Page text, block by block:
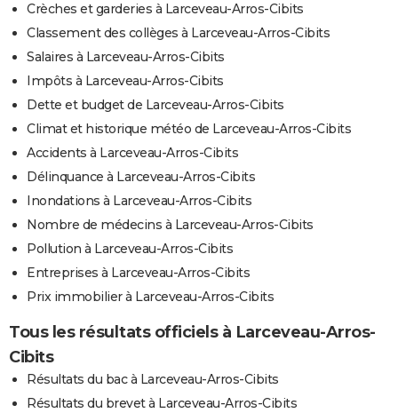
Crèches et garderies à Larceveau-Arros-Cibits
Classement des collèges à Larceveau-Arros-Cibits
Salaires à Larceveau-Arros-Cibits
Impôts à Larceveau-Arros-Cibits
Dette et budget de Larceveau-Arros-Cibits
Climat et historique météo de Larceveau-Arros-Cibits
Accidents à Larceveau-Arros-Cibits
Délinquance à Larceveau-Arros-Cibits
Inondations à Larceveau-Arros-Cibits
Nombre de médecins à Larceveau-Arros-Cibits
Pollution à Larceveau-Arros-Cibits
Entreprises à Larceveau-Arros-Cibits
Prix immobilier à Larceveau-Arros-Cibits
Tous les résultats officiels à Larceveau-Arros-
Cibits
Résultats du bac à Larceveau-Arros-Cibits
Résultats du brevet à Larceveau-Arros-Cibits